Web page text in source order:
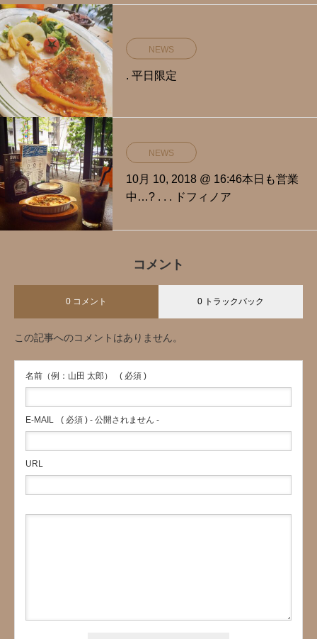
NEWS
. 平日限定️
NEWS
10月 10, 2018 @ 16:46本日も営業
中…? . . . ドフィノア
コメント
0 コメント 0 トラックバック
この記事へのコメントはありません。
名前（例：山田 太郎） ( 必須 )
E-MAIL ( 必須 ) - 公開されません -
URL